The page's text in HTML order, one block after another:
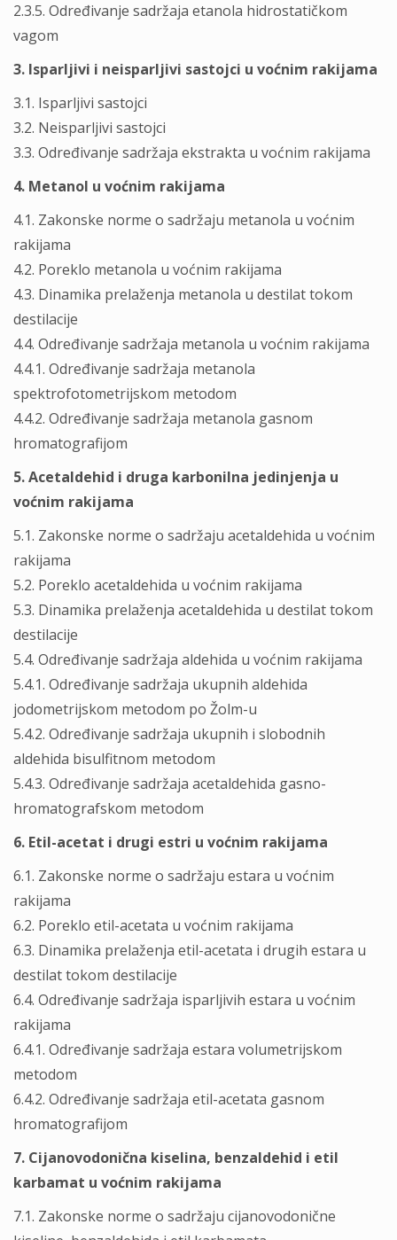
2.3.5. Određivanje sadržaja etanola hidrostatičkom
vagom
3. Isparljivi i neisparljivi sastojci u voćnim rakijama
3.1. Isparljivi sastojci
3.2. Neisparljivi sastojci
3.3. Određivanje sadržaja ekstrakta u voćnim rakijama
4. Metanol u voćnim rakijama
4.1. Zakonske norme o sadržaju metanola u voćnim
rakijama
4.2. Poreklo metanola u voćnim rakijama
4.3. Dinamika prelaženja metanola u destilat tokom
destilacije
4.4. Određivanje sadržaja metanola u voćnim rakijama
4.4.1. Određivanje sadržaja metanola
spektrofotometrijskom metodom
4.4.2. Određivanje sadržaja metanola gasnom
hromatografijom
5. Acetaldehid i druga karbonilna jedinjenja u
voćnim rakijama
5.1. Zakonske norme o sadržaju acetaldehida u voćnim
rakijama
5.2. Poreklo acetaldehida u voćnim rakijama
5.3. Dinamika prelaženja acetaldehida u destilat tokom
destilacije
5.4. Određivanje sadržaja aldehida u voćnim rakijama
5.4.1. Određivanje sadržaja ukupnih aldehida
jodometrijskom metodom po Žolm-u
5.4.2. Određivanje sadržaja ukupnih i slobodnih
aldehida bisulfitnom metodom
5.4.3. Određivanje sadržaja acetaldehida gasno-
hromatografskom metodom
6. Etil-acetat i drugi estri u voćnim rakijama
6.1. Zakonske norme o sadržaju estara u voćnim
rakijama
6.2. Poreklo etil-acetata u voćnim rakijama
6.3. Dinamika prelaženja etil-acetata i drugih estara u
destilat tokom destilacije
6.4. Određivanje sadržaja isparljivih estara u voćnim
rakijama
6.4.1. Određivanje sadržaja estara volumetrijskom
metodom
6.4.2. Određivanje sadržaja etil-acetata gasnom
hromatografijom
7. Cijanovodonična kiselina, benzaldehid i etil
karbamat u voćnim rakijama
7.1. Zakonske norme o sadržaju cijanovodonične